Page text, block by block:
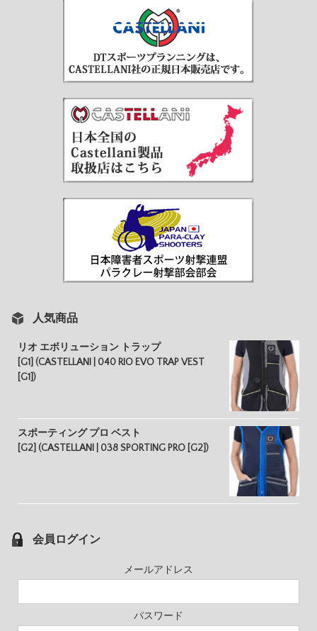
人気商品
リオ エボリューション トラップ
[G1] (CASTELLANI | 040 RIO EVO TRAP VEST
[G1])
スポーティング プロ ベスト
[G2] (CASTELLANI | 038 SPORTING PRO [G2])
会員ログイン
メールアドレス
パスワード